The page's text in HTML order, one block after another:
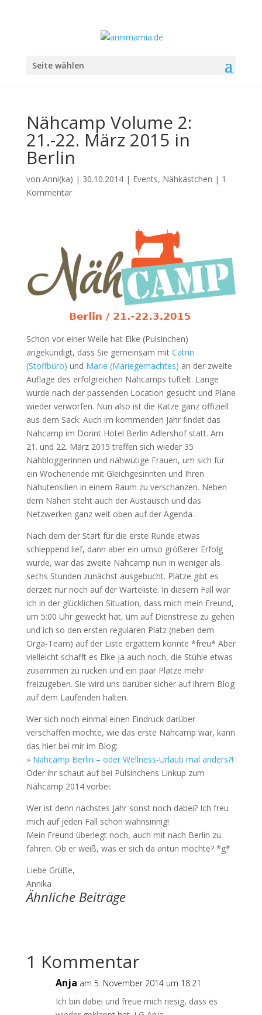
Seite wählen
Nähcamp Volume 2:
21.-22. März 2015 in
Berlin
von Anni(ka) | 30.10.2014| Events, Nähkästchen | 1
Kommentar
Schon vor einer Weile hat Elke (Pulsinchen)
angekündigt, dass Sie gemeinsam mit Catrin
(Stoffbüro) und Marie (Mariegemachtes) an der zweite
Auflage des erfolgreichen Nähcamps tüftelt. Lange
wurde nach der passenden Location gesucht und Pläne
wieder verworfen. Nun also ist die Katze ganz offiziell
aus dem Sack: Auch im kommenden Jahr findet das
Nähcamp im Dorint Hotel Berlin Adlershof statt. Am
21. und 22. März 2015 treffen sich wieder 35
Nähbloggerinnen und nähwütige Frauen, um sich für
ein Wochenende mit Gleichgesinnten und Ihren
Nähutensilien in einem Raum zu verschanzen. Neben
dem Nähen steht auch der Austausch und das
Netzwerken ganz weit oben auf der Agenda.
Nach dem der Start für die erste Runde etwas
schleppend lief, dann aber ein umso größerer Erfolg
wurde, war das zweite Nähcamp nun in weniger als
sechs Stunden zunächst ausgebucht. Plätze gibt es
derzeit nur noch auf der Warteliste. In diesem Fall war
ich in der glücklichen Situation, dass mich mein Freund,
um 5:00 Uhr geweckt hat, um auf Dienstreise zu gehen
und ich so den ersten regulären Platz (neben dem
Orga-Team) auf der Liste ergattern konnte *freu* Aber
vielleicht schafft es Elke ja auch noch, die Stühle etwas
zusammen zu rücken und ein paar Plätze mehr
freizugeben. Sie wird uns darüber sicher auf ihrem Blog
auf dem Laufenden halten.
Wer sich noch einmal einen Eindruck darüber
verschaffen möchte, wie das erste Nähcamp war, kann
das hier bei mir im Blog:
» Nähcamp Berlin – oder Wellness-Urlaub mal anders?!
Oder ihr schaut auf bei Pulsinchens Linkup zum
Nähcamp 2014 vorbei.
Wer ist denn nächstes Jahr sonst noch dabei? Ich freu
mich auf jeden Fall schon wahnsinnig!
Mein Freund überlegt noch, auch mit nach Berlin zu
fahren. Ob er weiß, was er sich da antun möchte? *g*
Liebe Grüße,
Annika
Ähnliche Beiträge
1 Kommentar
Anja am 5. November 2014 um 18:21
Ich bin dabei und freue mich riesig, dass es